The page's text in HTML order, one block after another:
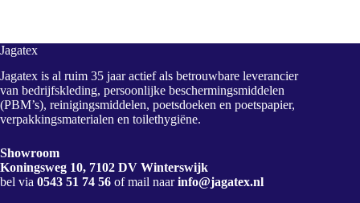
Jagatex
Jagatex is al ruim 35 jaar actief als betrouwbare leverancier
van bedrijfskleding, persoonlijke beschermingsmiddelen
(PBM’s), reinigingsmiddelen, poetsdoeken en poetspapier,
verpakkingsmaterialen en toilethygiëne.
Showroom
Koningsweg 10, 7102 DV Winterswijk
bel via 0543 51 74 56 of mail naarinfo@jagatex.nl